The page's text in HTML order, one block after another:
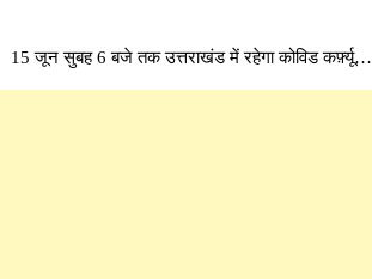
15 जून सुबह 6 बजे तक उत्तराखंड में रहेगा कोविड कर्फ़्यू…